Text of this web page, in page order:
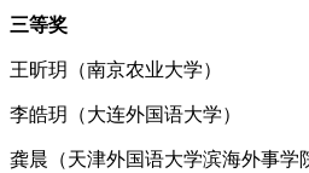
三等奖
王昕玥（南京农业大学）
李皓玥（大连外国语大学）
龚晨（天津外国语大学滨海外事学